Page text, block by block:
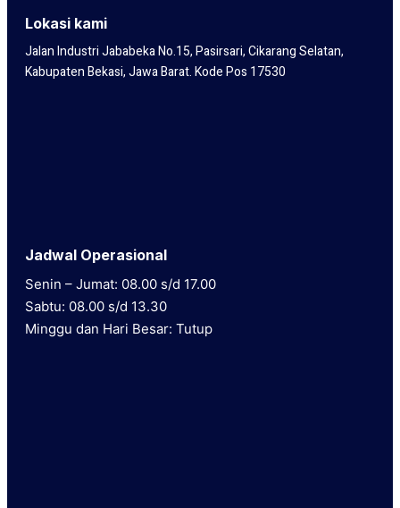
Lokasi kami
Jalan Industri Jababeka No.15, Pasirsari, Cikarang Selatan,
Kabupaten Bekasi, Jawa Barat. Kode Pos 17530
Jadwal Operasional
Senin – Jumat: 08.00 s/d 17.00
Sabtu: 08.00 s/d 13.30
Minggu dan Hari Besar: Tutup